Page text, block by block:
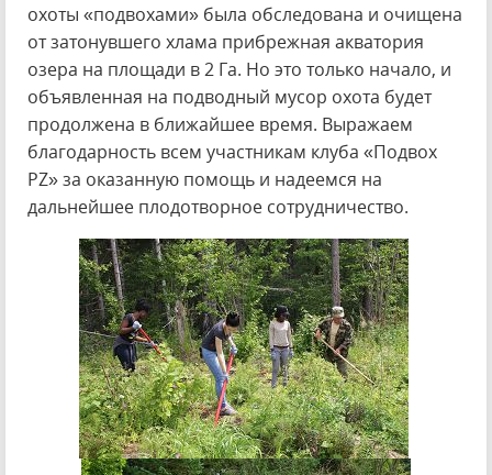
охоты «подвохами» была обследована и очищена
от затонувшего хлама прибрежная акватория
озера на площади в 2 Га. Но это только начало, и
объявленная на подводный мусор охота будет
продолжена в ближайшее время. Выражаем
благодарность всем участникам клуба «Подвох
PZ» за оказанную помощь и надеемся на
дальнейшее плодотворное сотрудничество.